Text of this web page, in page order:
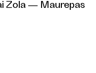
Zola — Maurepas